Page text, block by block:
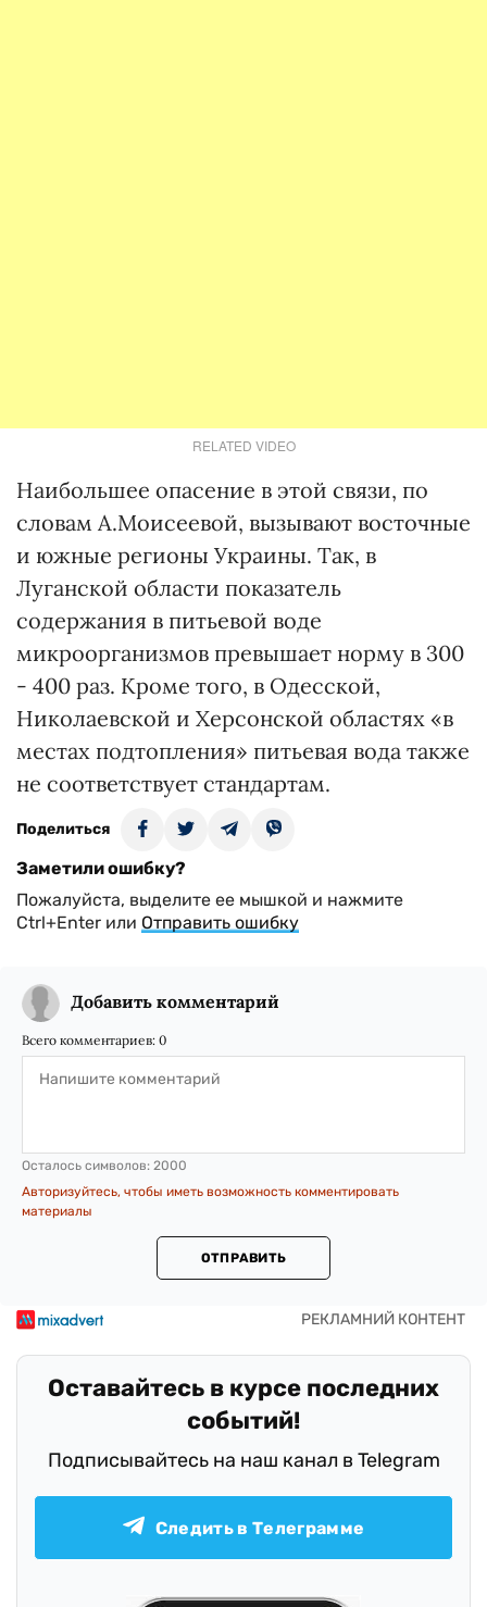
RELATED VIDEO
Наибольшее опасение в этой связи, по
словам А.Моисеевой, вызывают восточные
и южные регионы Украины. Так, в
Луганской области показатель
содержания в питьевой воде
микроорганизмов превышает норму в 300
- 400 раз. Кроме того, в Одесской,
Николаевской и Херсонской областях «в
местах подтопления» питьевая вода также
не соответствует стандартам.
Поделиться
Заметили ошибку?
Пожалуйста, выделите ее мышкой и нажмите
Ctrl+Enter или Отправить ошибку
Добавить комментарий
Всего комментариев: 0
Осталось символов: 2000
Авторизуйтесь, чтобы иметь возможность комментировать
материалы
ОТПРАВИТЬ
Оставайтесь в курсе последних
событий!
Подписывайтесь на наш канал в Telegram
Следить в Телеграмме